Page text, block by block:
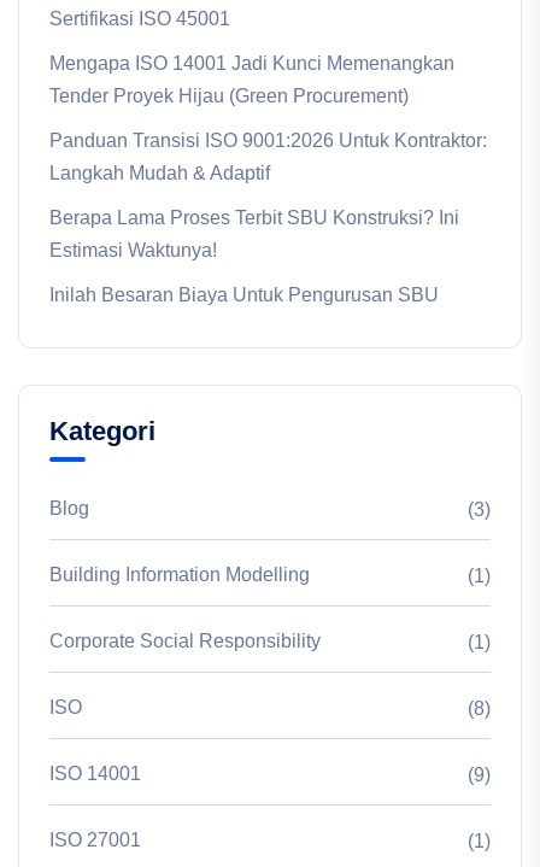
Sertifikasi ISO 45001
Mengapa ISO 14001 Jadi Kunci Memenangkan
Tender Proyek Hijau (Green Procurement)
Panduan Transisi ISO 9001:2026 Untuk Kontraktor:
Langkah Mudah & Adaptif
Berapa Lama Proses Terbit SBU Konstruksi? Ini
Estimasi Waktunya!
Inilah Besaran Biaya Untuk Pengurusan SBU
Kategori
Blog (3)
Building Information Modelling (1)
Corporate Social Responsibility (1)
ISO (8)
ISO 14001 (9)
ISO 27001 (1)